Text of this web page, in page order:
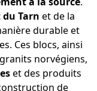
Tarn et de la
durable et
Ces blocs, ainsi
norvégiens,
et des produits
de